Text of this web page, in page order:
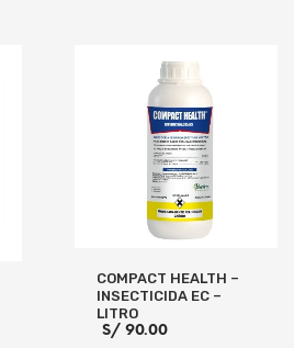
COMPACT HEALTH –
INSECTICIDA EC –
LITRO
S/90.00